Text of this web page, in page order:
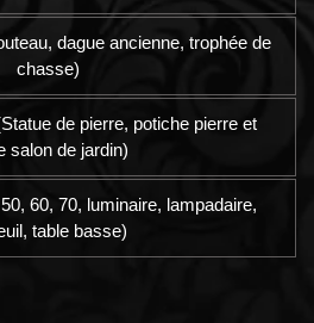
dague ancienne, trophée de
chasse)
de pierre, potiche pierre et
salon de jardin)
60, 70, luminaire, lampadaire,
table basse)